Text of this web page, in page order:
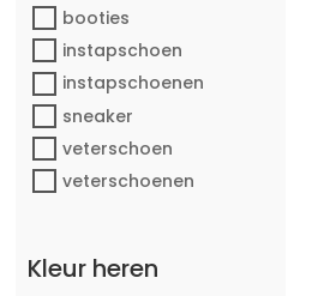
booties
instapschoen
instapschoenen
sneaker
veterschoen
veterschoenen
Kleur heren